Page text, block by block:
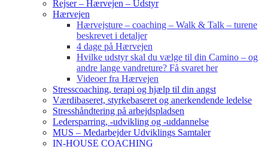
Rejser – Hærvejen – Udstyr
Hærvejen
Hærvejsture – coaching – Walk & Talk – turene
beskrevet i detaljer
4 dage på Hærvejen
Hvilke udstyr skal du vælge til din Camino – og
andre lange vandreture? Få svaret her
Videoer fra Hærvejen
Stresscoaching, terapi og hjælp til din angst
Værdibaseret, styrkebaseret og anerkendende ledelse
Stresshåndtering på arbejdspladsen
Ledersparring, -udvikling og -uddannelse
MUS – Medarbejder Udviklings Samtaler
IN-HOUSE COACHING